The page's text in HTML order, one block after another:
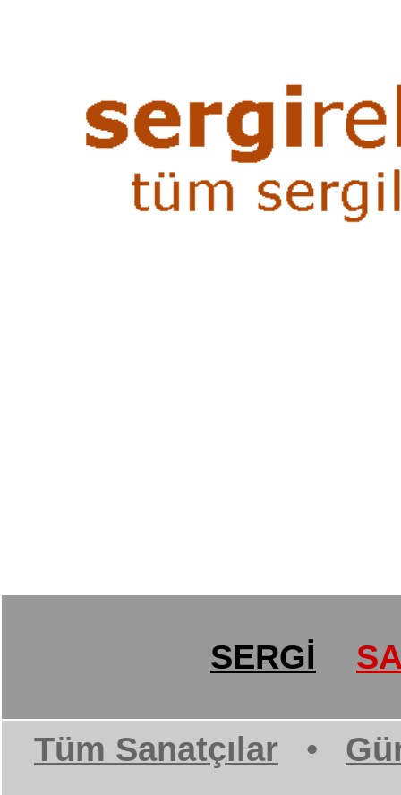
SERGİ
Tüm Sanatçılar •